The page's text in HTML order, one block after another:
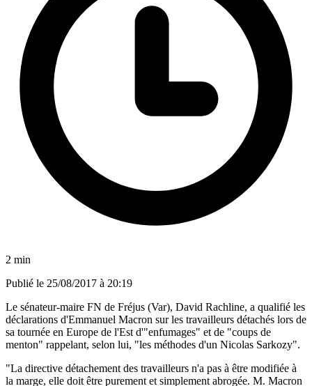
2 min
Publié le 25/08/2017 à 20:19
Le sénateur-maire FN de Fréjus (Var), David Rachline, a qualifié les
déclarations d'Emmanuel Macron sur les travailleurs détachés lors de
sa tournée en Europe de l'Est d'"enfumages" et de "coups de
menton" rappelant, selon lui, "les méthodes d'un Nicolas Sarkozy".
"La directive détachement des travailleurs n'a pas à être modifiée à
la marge, elle doit être purement et simplement abrogée. M. Macron